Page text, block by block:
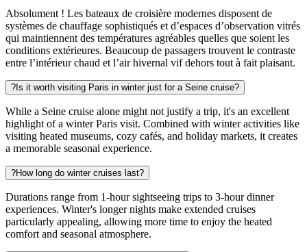
Absolument ! Les bateaux de croisière modernes disposent de
systèmes de chauffage sophistiqués et d’espaces d’observation vitrés
qui maintiennent des températures agréables quelles que soient les
conditions extérieures. Beaucoup de passagers trouvent le contraste
entre l’intérieur chaud et l’air hivernal vif dehors tout à fait plaisant.
? Is it worth visiting Paris in winter just for a Seine cruise?
While a Seine cruise alone might not justify a trip, it's an excellent
highlight of a winter Paris visit. Combined with winter activities like
visiting heated museums, cozy cafés, and holiday markets, it creates
a memorable seasonal experience.
?How long do winter cruises last?
Durations range from 1-hour sightseeing trips to 3-hour dinner
experiences. Winter's longer nights make extended cruises
particularly appealing, allowing more time to enjoy the heated
comfort and seasonal atmosphere.